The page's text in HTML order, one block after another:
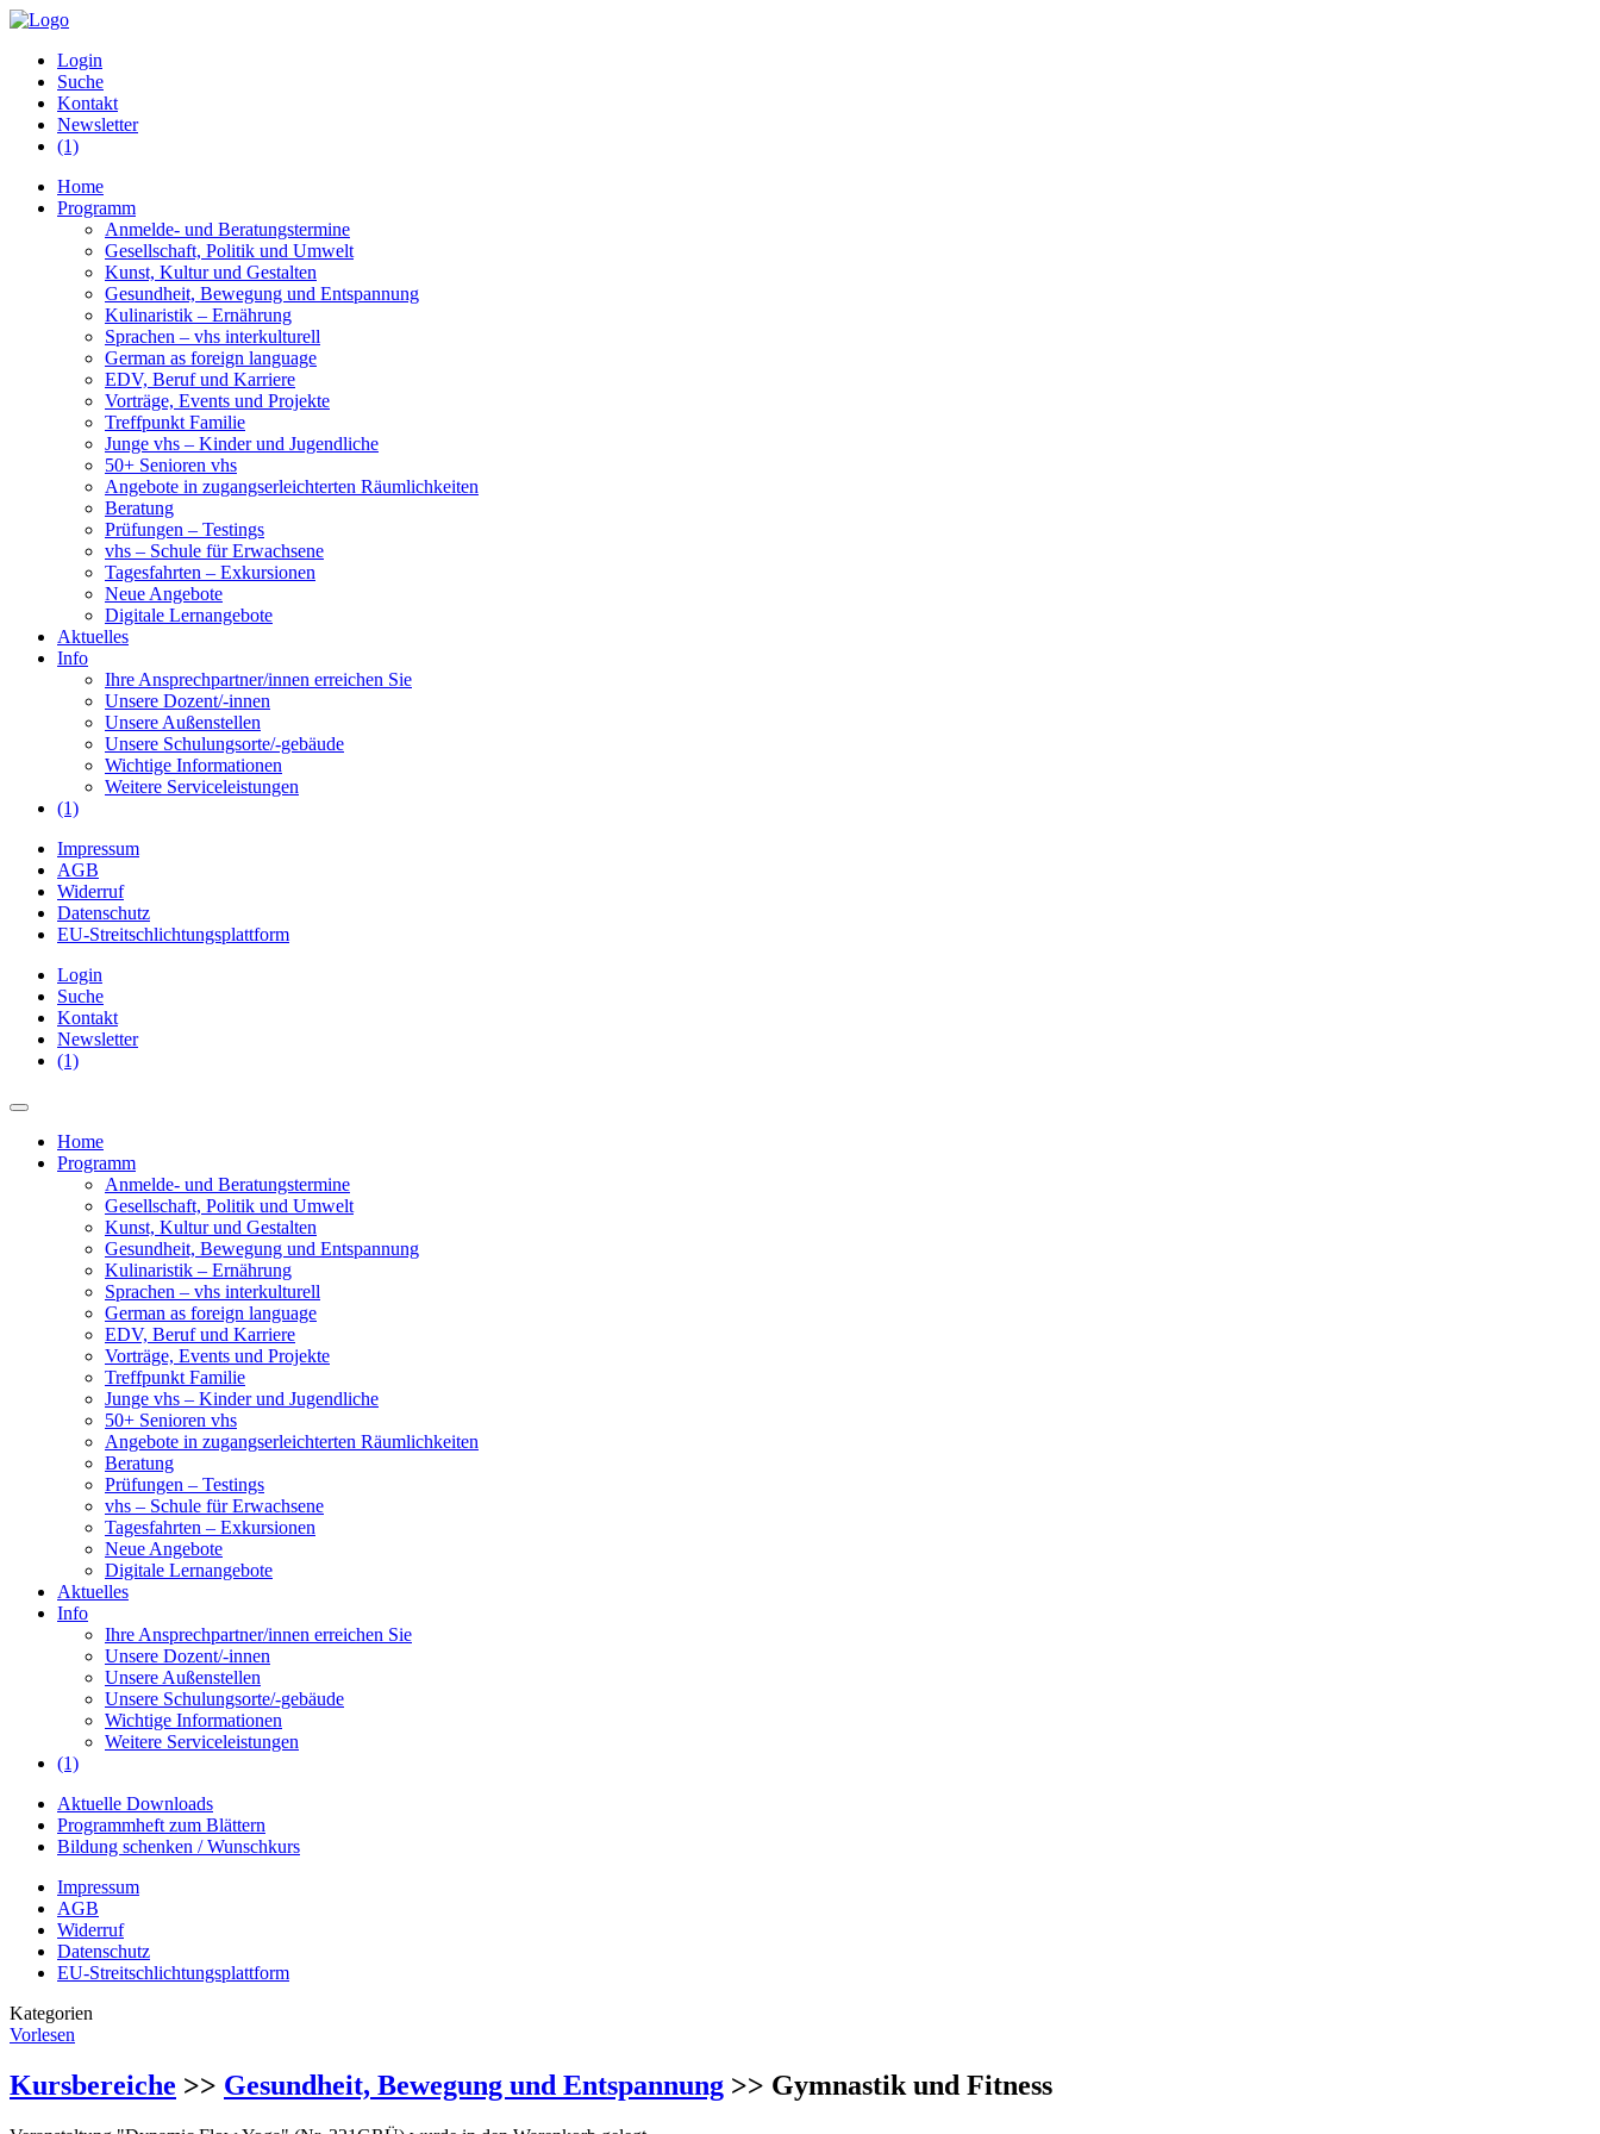
Login
Suche
Kontakt
Newsletter
(1)
Home
Programm
Anmelde- und Beratungstermine
Gesellschaft, Politik und Umwelt
Kunst, Kultur und Gestalten
Gesundheit, Bewegung und Entspannung
Kulinaristik – Ernährung
Sprachen – vhs interkulturell
German as foreign language
EDV, Beruf und Karriere
Vorträge, Events und Projekte
Treffpunkt Familie
Junge vhs – Kinder und Jugendliche
50+ Senioren vhs
Angebote in zugangserleichterten Räumlichkeiten
Beratung
Prüfungen – Testings
vhs – Schule für Erwachsene
Tagesfahrten – Exkursionen
Neue Angebote
Digitale Lernangebote
Aktuelles
Info
Ihre Ansprechpartner/innen erreichen Sie
Unsere Dozent/-innen
Unsere Außenstellen
Unsere Schulungsorte/-gebäude
Wichtige Informationen
Weitere Serviceleistungen
(1)
Impressum
AGB
Widerruf
Datenschutz
EU-Streitschlichtungsplattform
Login
Suche
Kontakt
Newsletter
(1)
Home
Programm
Anmelde- und Beratungstermine
Gesellschaft, Politik und Umwelt
Kunst, Kultur und Gestalten
Gesundheit, Bewegung und Entspannung
Kulinaristik – Ernährung
Sprachen – vhs interkulturell
German as foreign language
EDV, Beruf und Karriere
Vorträge, Events und Projekte
Treffpunkt Familie
Junge vhs – Kinder und Jugendliche
50+ Senioren vhs
Angebote in zugangserleichterten Räumlichkeiten
Beratung
Prüfungen – Testings
vhs – Schule für Erwachsene
Tagesfahrten – Exkursionen
Neue Angebote
Digitale Lernangebote
Aktuelles
Info
Ihre Ansprechpartner/innen erreichen Sie
Unsere Dozent/-innen
Unsere Außenstellen
Unsere Schulungsorte/-gebäude
Wichtige Informationen
Weitere Serviceleistungen
(1)
Aktuelle Downloads
Programmheft zum Blättern
Bildung schenken / Wunschkurs
Impressum
AGB
Widerruf
Datenschutz
EU-Streitschlichtungsplattform
Kategorien
Vorlesen
Kursbereiche >> Gesundheit, Bewegung und Entspannung >> Gymnastik und Fitness